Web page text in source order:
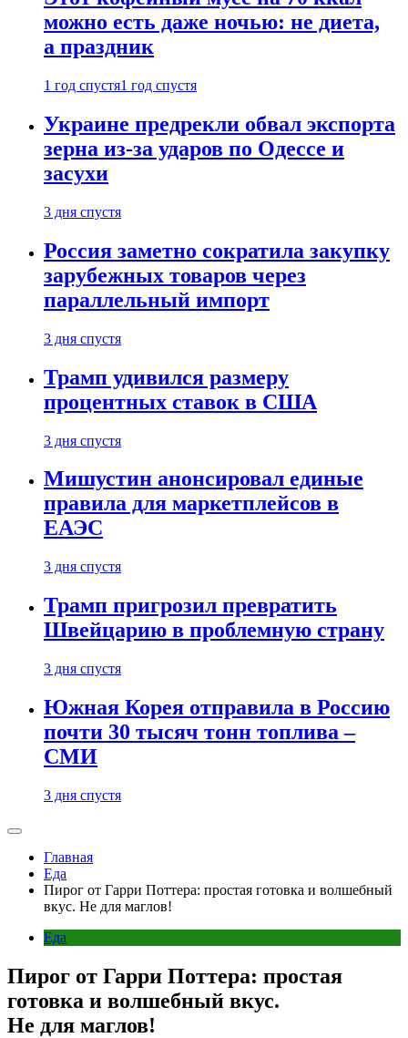
можно есть даже ночью: не диета,
а праздник
1 год спустя1 год спустя
Украине предрекли обвал экспорта
зерна из-за ударов по Одессе и
засухи
3 дня спустя
Россия заметно сократила закупку
зарубежных товаров через
параллельный импорт
3 дня спустя
Трамп удивился размеру
процентных ставок в США
3 дня спустя
Мишустин анонсировал единые
правила для маркетплейсов в
ЕАЭС
3 дня спустя
Трамп пригрозил превратить
Швейцарию в проблемную страну
3 дня спустя
Южная Корея отправила в Россию
почти 30 тысяч тонн топлива –
СМИ
3 дня спустя
Главная
Еда
Пирог от Гарри Поттера: простая готовка и волшебный
вкус. Не для маглов!
Еда
Пирог от Гарри Поттера: простая
готовка и волшебный вкус.
Не для маглов!